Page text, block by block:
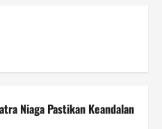
Niaga Pastikan Keandalan